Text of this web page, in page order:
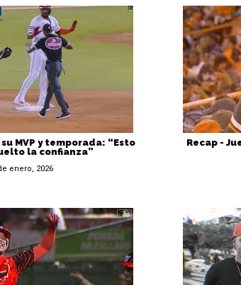
MVP y temporada: “Esto
la confianza”
enero, 2026
Recap -